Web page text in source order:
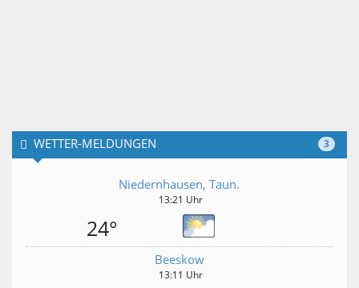
3
WETTER-MELDUNGEN
Niedernhausen, Taun.
13:21 Uhr
24°
Beeskow
13:11 Uhr